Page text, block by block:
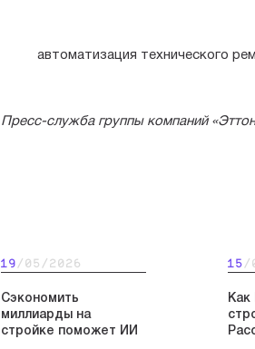
автоматизация технического
Пресс-служба группы компаний
19 /05/2026
Сэкономить
миллиарды на
стройке поможет ИИ
15 /
Как